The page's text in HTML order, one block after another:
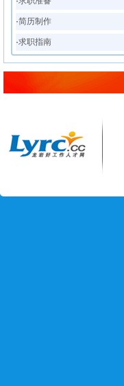
·简历制作
·求职指南